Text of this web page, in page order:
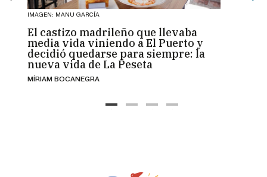
IMAGEN: MANU GARCÍA
El castizo madrileño que llevaba
media vida viniendo a El Puerto y
decidió quedarse para siempre: la
nueva vida de La Peseta
MÍRIAM BOCANEGRA